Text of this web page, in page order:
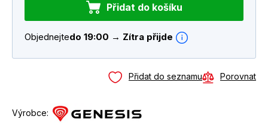
Přidat do košíku
Objednejtedo 19:00 → Zítra přijde
Přidat do seznamu Porovnat
Výrobce: